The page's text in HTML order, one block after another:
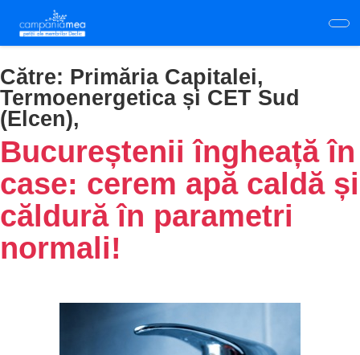
main
content
Către: Primăria Capitalei,
Termoenergetica și CET Sud
(Elcen),
Bucureștenii îngheață în
case: cerem apă caldă și
căldură în parametri
normali!